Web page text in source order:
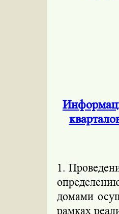
1.
домами
рамках